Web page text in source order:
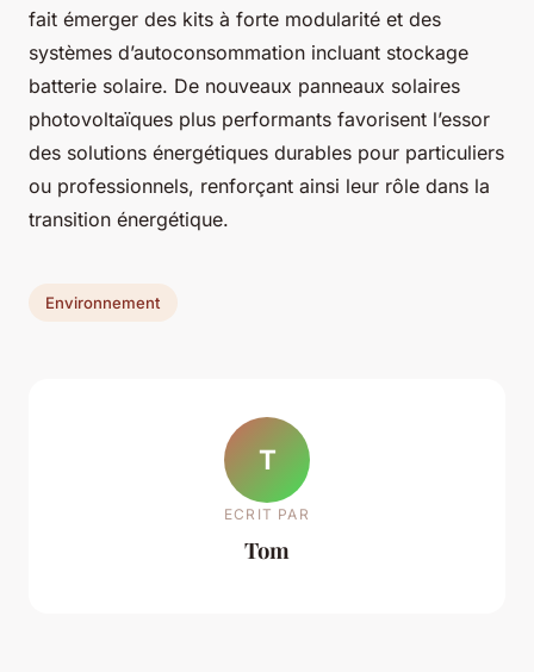
fait émerger des kits à forte modularité et des
systèmes d’autoconsommation incluant stockage
batterie solaire. De nouveaux panneaux solaires
photovoltaïques plus performants favorisent l’essor
des solutions énergétiques durables pour particuliers
ou professionnels, renforçant ainsi leur rôle dans la
transition énergétique.
Environnement
T
ECRIT PAR
Tom